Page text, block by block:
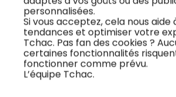
personnalisées.
Si vous acceptez, cela nous aide
tendances et optimiser votre
Tchac. Pas fan des cookies ?
certaines fonctionnalités
fonctionner comme prévu.
L’équipe Tchac.